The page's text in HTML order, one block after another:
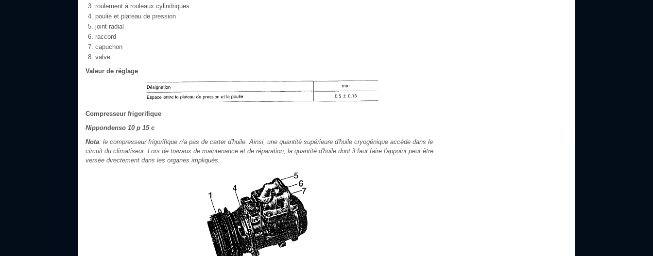
roulement à rouleaux cylindriques
poulie et plateau de pression
joint radial
raccord
capuchon
valve
Valeur de réglage
Compresseur frigorifique
Nippondenso 10 p 15 c
Nota: le compresseur frigorifique n'a pas de carter d'huile. Ainsi, une quantité supérieure d'huile cryogénique accède dans le
circuit du climatiseur. Lors de travaux de maintenance et de réparation, la quantité d'huile dont il faut faire l'appoint peut être
versée directement dans les organes impliqués.